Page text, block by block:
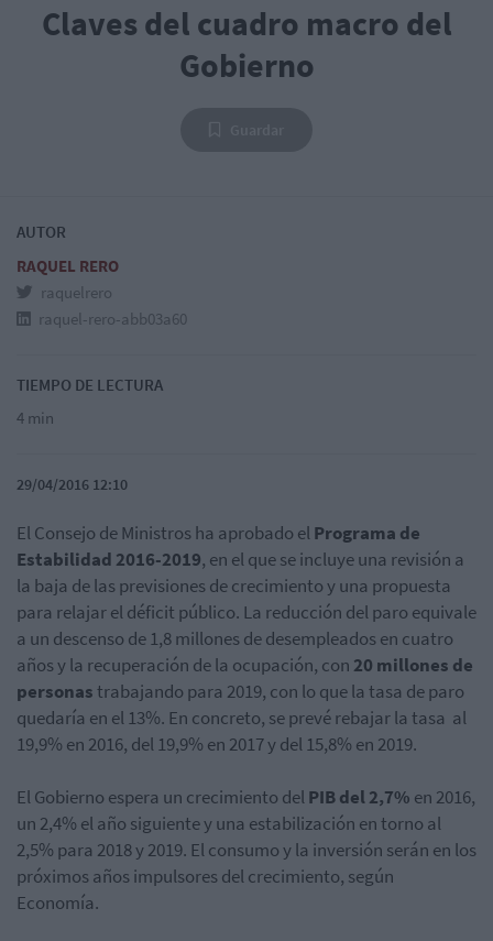
Claves del cuadro macro del
Gobierno
AUTOR
RAQUEL RERO
raquelrero
raquel-rero-abb03a60
TIEMPO DE LECTURA
4 min
29/04/2016 12:10
El Consejo de Ministros ha aprobado elPrograma de
Estabilidad 2016-2019, en el que se incluye una revisión a
la baja de las previsiones de crecimiento y una propuesta
para relajar el déficit público. La reducción del paro equivale
a un descenso de 1,8 millones de desempleados en cuatro
años y la recuperación de la ocupación, con 20 millones de
personastrabajando para 2019, con lo que la tasa de paro
quedaría en el 13%. En concreto, se prevé rebajar la tasa al
19,9% en 2016, del 19,9% en 2017 y del 15,8% en 2019.
El Gobierno espera un crecimiento delPIB del 2,7% en 2016,
un 2,4% el año siguiente y una estabilización en torno al
2,5% para 2018 y 2019. El consumo y la inversión serán en los
próximos años impulsores del crecimiento, según
Economía.